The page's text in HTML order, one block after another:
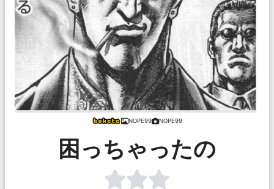
NOPE99 NOPE99
困っちゃったの